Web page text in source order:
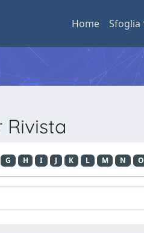
Home Sfoglia
Rivista
G H I J K L M N O